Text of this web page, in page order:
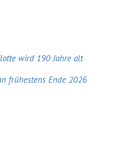
wird 190 Jahre alt
frühestens Ende 2026